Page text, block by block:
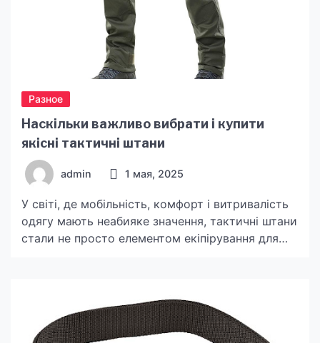
Разное
Наскільки важливо вибрати і купити
якісні тактичні штани
admin 1 мая, 2025
У світі, де мобільність, комфорт і витривалість
одягу мають неабияке значення, тактичні штани
стали не просто елементом екіпірування для
прихильники активного способу життя. Але між
першим-ліпшим варіантом і дійсно якісними